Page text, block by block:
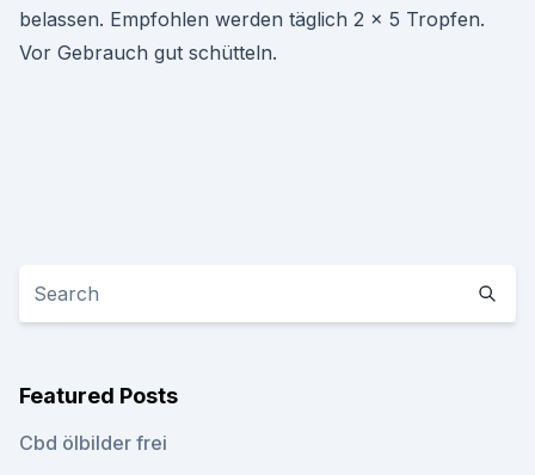
belassen. Empfohlen werden täglich 2 x 5 Tropfen.
Vor Gebrauch gut schütteln.
Featured Posts
Cbd ölbilder frei